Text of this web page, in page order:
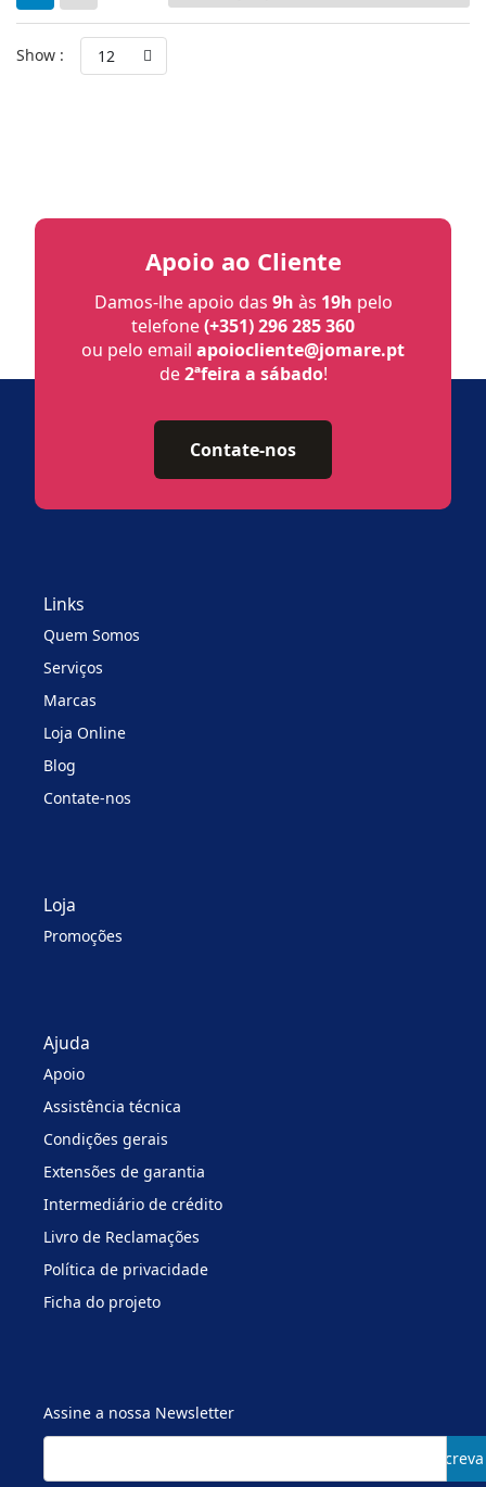
Show : 12
Apoio ao Cliente
Damos-lhe apoio das 9h às 19h pelo
telefone(+351) 296 285 360
ou pelo email apoiocliente@jomare.pt
de2ªfeira a sábado!
Contate-nos
Links
Quem Somos
Serviços
Marcas
Loja Online
Blog
Contate-nos
Loja
Promoções
Ajuda
Apoio
Assistência técnica
Condições gerais
Extensões de garantia
Intermediário de crédito
Livro de Reclamações
Política de privacidade
Ficha do projeto
Assine a nossa Newsletter
Subscreva